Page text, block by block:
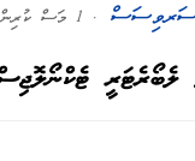
ސަރވިސަސް . 1 މަސް ކުރިން